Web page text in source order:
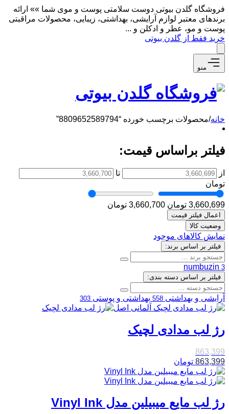
فروشگاه گلدن بیوتی دوست سلامتی پوست و موی شما »» ارائه
برندهای معتبر لوازم آرایشی، بهداشتی، زیبایی، محصولات مراقبتی
پوست و مو، عطر و ادکلن و ...
خرید فقط از گلدن بیوتی
منو
خانه/محصولات برچسب خورده “8809652589794”
فیلتر براساس قیمت:
از
تا
تومان
3,660,699 تومان 3,660,700 تومان
اعمال فیلتر قیمت
وضعیت کالا
نمایش کالاهای موجود
فیلتر بر اساس برند:
numbuzin 3
فیلتر بر اساس دسته بندی:
آرایشی و بهداشتی 558 بهداشتی و پوستی 303
رژ لب مدادی لچیک
863,399
863,399 تومان
رژ لب مایع میبیلین مدل Vinyl Ink